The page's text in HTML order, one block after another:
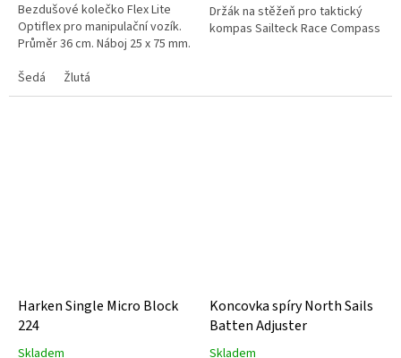
Bezdušové kolečko Flex Lite
Optiflex pro manipulační vozík.
Průměr 36 cm. Náboj 25 x 75 mm.
Šedá
Žlutá
Držák na stěžeň pro taktický
kompas Sailteck Race Compass
Harken Single Micro Block
224
Skladem
Koncovka spíry North Sails
Batten Adjuster
Skladem